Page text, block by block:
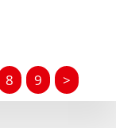
8 9 >